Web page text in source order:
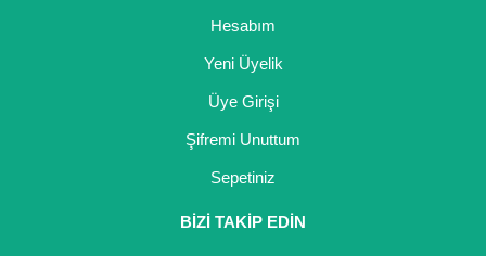
Hesabım
Yeni Üyelik
Üye Girişi
Şifremi Unuttum
Sepetiniz
BİZİ TAKİP EDİN